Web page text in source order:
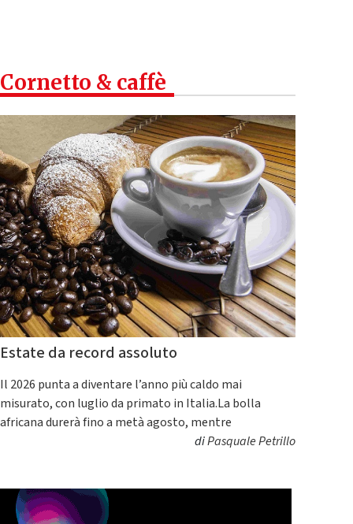
Cornetto & caffè
Estate da record assoluto
Il 2026 punta a diventare l’anno più caldo mai
misurato, con luglio da primato in Italia.La bolla
africana durerà fino a metà agosto, mentre
diPasquale Petrillo